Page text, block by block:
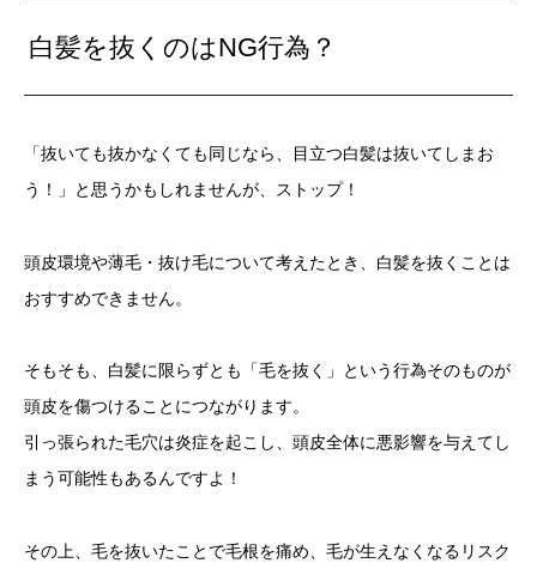
白髪を抜くのはNG行為？
「抜いても抜かなくても同じなら、目立つ白髪は抜いてしまお
う！」と思うかもしれませんが、ストップ！
頭皮環境や薄毛・抜け毛について考えたとき、白髪を抜くことは
おすすめできません。
そもそも、白髪に限らずとも「毛を抜く」という行為そのものが
頭皮を傷つけることにつながります。
引っ張られた毛穴は炎症を起こし、頭皮全体に悪影響を与えてし
まう可能性もあるんですよ！
その上、毛を抜いたことで毛根を痛め、毛が生えなくなるリスク